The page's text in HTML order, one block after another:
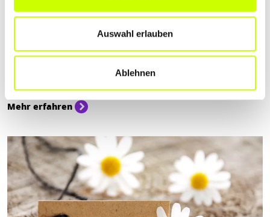
Auswahl erlauben
Ablehnen
Essen & Trinken
Wir haben für euch Biergärten in der Region Mittelrhein
herausgesucht, mit herzhaften Speisen und erfrischenden
Getränken.
Mehr erfahren